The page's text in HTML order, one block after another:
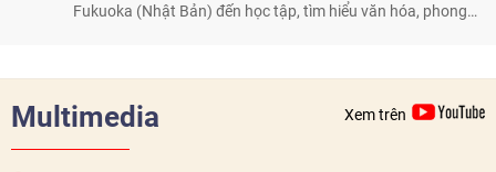
Fukuoka (Nhật Bản) đến học tập, tìm hiểu văn hóa, phong
Multimedia Xem trên